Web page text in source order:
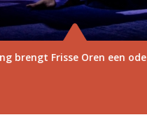
Save the date: